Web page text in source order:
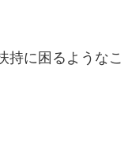
持に困るようなこ